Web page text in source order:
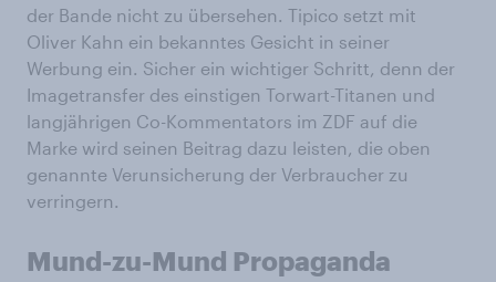
der Bande nicht zu übersehen. Tipico setzt mit
Oliver Kahn ein bekanntes Gesicht in seiner
Werbung ein. Sicher ein wichtiger Schritt, denn der
Imagetransfer des einstigen Torwart-Titanen und
langjährigen Co-Kommentators im ZDF auf die
Marke wird seinen Beitrag dazu leisten, die oben
genannte Verunsicherung der Verbraucher zu
verringern.
Mund-zu-Mund Propaganda